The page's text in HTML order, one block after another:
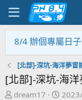
子，海鹽回饋活
[北部]-深坑-海洋夢冒
[北部]-深坑-海
主
dream17
開